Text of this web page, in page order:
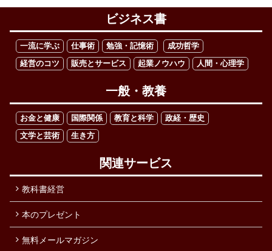
ビジネス書
一流に学ぶ 仕事術 勉強・記憶術
成功哲学
経営のコツ
販売とサービス 起業ノウハウ 人間・心理学
一般・教養
お金と健康 国際関係 教育と科学
政経・歴史
文学と芸術
生き方
関連サービス
教科書経営
本のプレゼント
無料メールマガジン